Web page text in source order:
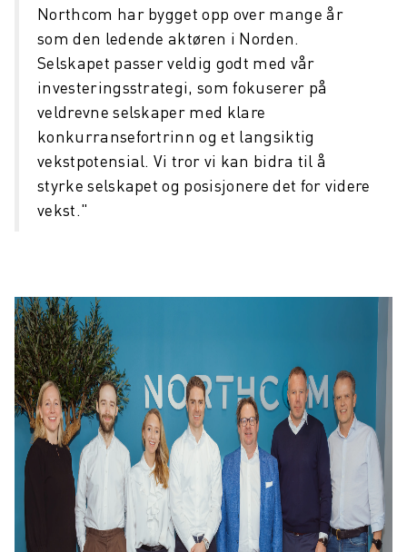
Northcom har bygget opp over mange år
som den ledende aktøren i Norden.
Selskapet passer veldig godt med vår
investeringsstrategi, som fokuserer på
veldrevne selskaper med klare
konkurransefortrinn og et langsiktig
vekstpotensial. Vi tror vi kan bidra til å
styrke selskapet og posisjonere det for videre
vekst."